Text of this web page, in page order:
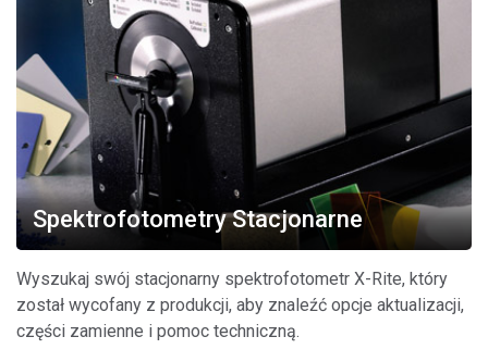
Spektrofotometry Stacjonarne
Wyszukaj swój stacjonarny spektrofotometr X-Rite, który
został wycofany z produkcji, aby znaleźć opcje aktualizacji,
części zamienne i pomoc techniczną.